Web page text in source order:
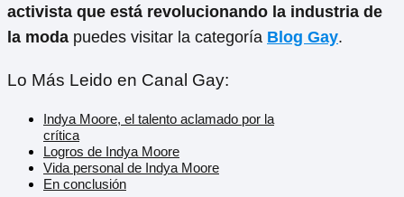
activista que está revolucionando la industria de
la moda puedes visitar la categoría Blog Gay.
Lo Más Leido en Canal Gay:
Indya Moore, el talento aclamado por la
crítica
Logros de Indya Moore
Vida personal de Indya Moore
En conclusión